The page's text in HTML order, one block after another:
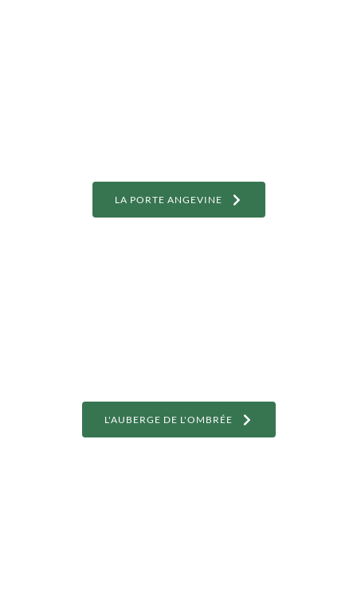
LA PORTE ANGEVINE
L'AUBERGE DE L'OMBRÉE